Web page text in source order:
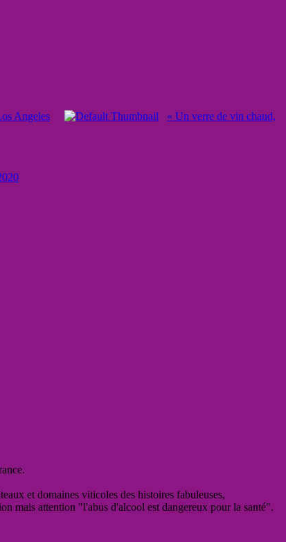
Angeles
« Un verre de vin chaud,
et domaines viticoles des histoires fabuleuses,
mais attention "l'abus d'alcool est dangereux pour la santé".